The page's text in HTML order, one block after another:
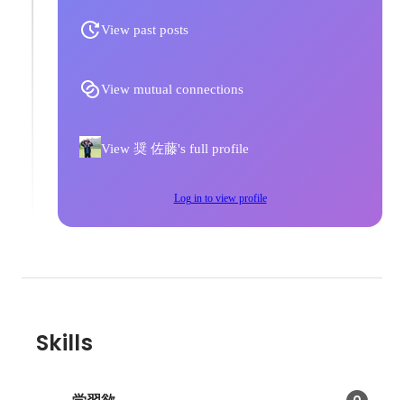
View past posts
View mutual connections
View 奨 佐藤's full profile
Log in to view profile
Skills